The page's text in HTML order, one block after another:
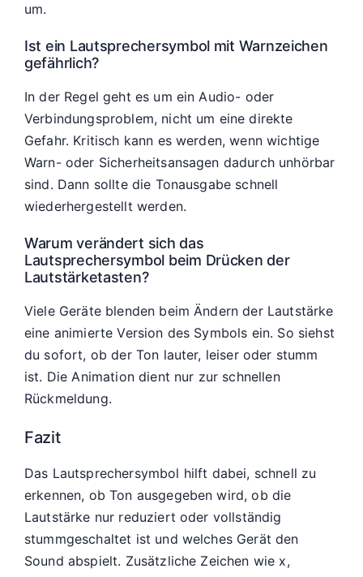
um.
Ist ein Lautsprechersymbol mit Warnzeichen
gefährlich?
In der Regel geht es um ein Audio- oder
Verbindungsproblem, nicht um eine direkte
Gefahr. Kritisch kann es werden, wenn wichtige
Warn- oder Sicherheitsansagen dadurch unhörbar
sind. Dann sollte die Tonausgabe schnell
wiederhergestellt werden.
Warum verändert sich das
Lautsprechersymbol beim Drücken der
Lautstärketasten?
Viele Geräte blenden beim Ändern der Lautstärke
eine animierte Version des Symbols ein. So siehst
du sofort, ob der Ton lauter, leiser oder stumm
ist. Die Animation dient nur zur schnellen
Rückmeldung.
Fazit
Das Lautsprechersymbol hilft dabei, schnell zu
erkennen, ob Ton ausgegeben wird, ob die
Lautstärke nur reduziert oder vollständig
stummgeschaltet ist und welches Gerät den
Sound abspielt. Zusätzliche Zeichen wie x,